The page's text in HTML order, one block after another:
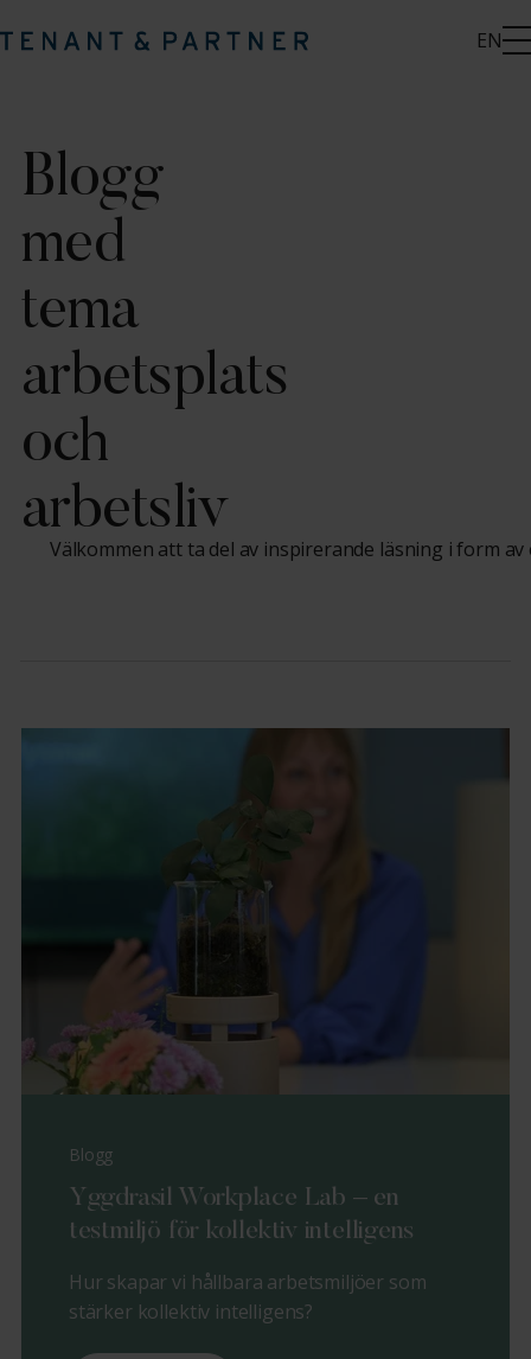
EN
Blogg
med
tema
arbetsplats
och
arbetsliv
Välkommen att ta del av inspirerande läsning i form
Blogg
Yggdrasil Workplace Lab – en
testmiljö för kollektiv intelligens
Hur skapar vi hållbara arbetsmiljöer som
stärker kollektiv intelligens?